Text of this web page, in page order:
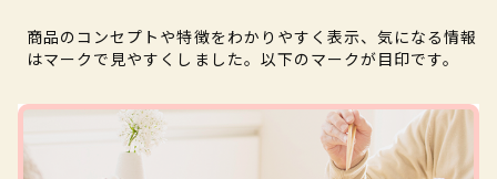
商品のコンセプトや特徴をわかりやすく表示、気になる情報
はマークで見やすくしました。以下のマークが目印です。